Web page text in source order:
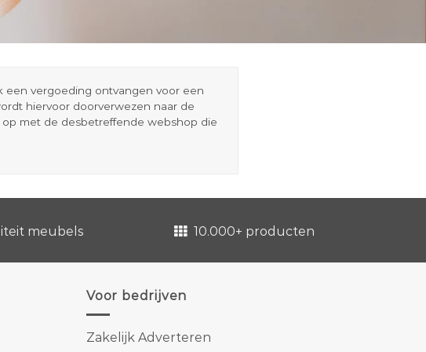
een vergoeding ontvangen voor een
hiervoor doorverwezen naar de
met de desbetreffende webshop die
meubels 10.000+ producten
Voor bedrijven
Zakelijk Adverteren